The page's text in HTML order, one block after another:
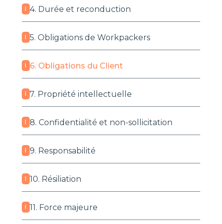
I 4. Durée et reconduction
I 5. Obligations de Workpackers
I 6. Obligations du Client
I 7. Propriété intellectuelle
I 8. Confidentialité et non-sollicitation
I 9. Responsabilité
I 10. Résiliation
I 11. Force majeure